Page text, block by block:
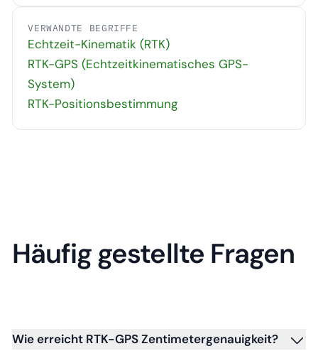
VERWANDTE BEGRIFFE
Echtzeit-Kinematik (RTK)
RTK-GPS (Echtzeitkinematisches GPS-
System)
RTK-Positionsbestimmung
Häufig gestellte Fragen
Wie erreicht RTK-GPS Zentimetergenauigkeit?